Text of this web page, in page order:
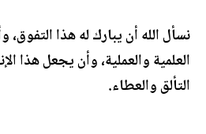
نسأل الله أن يبارك له هذا
العلمية والعملية، وأن يجعل هذا
التألق والعطاء.